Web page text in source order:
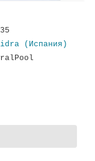
(Испания)